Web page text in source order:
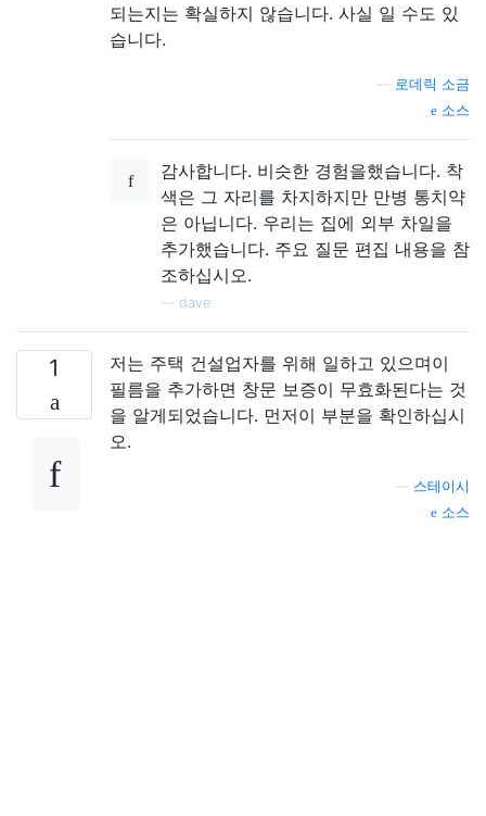
되는지는 확실하지 않습니다. 사실 일 수도 있
습니다.
로데릭 소금
소스
감사합니다. 비슷한 경험을했습니다. 착
색은 그 자리를 차지하지만 만병 통치약
은 아닙니다. 우리는 집에 외부 차일을
추가했습니다. 주요 질문 편집 내용을 참
조하십시오.
dave
1
저는 주택 건설업자를 위해 일하고 있으며이
필름을 추가하면 창문 보증이 무효화된다는 것
을 알게되었습니다. 먼저이 부분을 확인하십시
오.
스테이시
소스